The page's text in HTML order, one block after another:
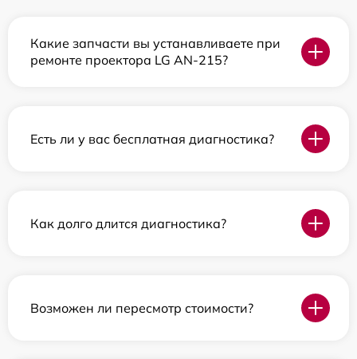
Какие запчасти вы устанавливаете при
ремонте проектора LG AN-215?
Есть ли у вас бесплатная диагностика?
Как долго длится диагностика?
Возможен ли пересмотр стоимости?